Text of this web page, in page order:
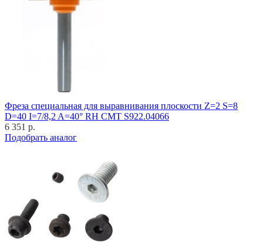
Фреза специальная для выравнивания плоскости Z=2 S=8
D=40 I=7/8,2 A=40° RH CMT S922.04066
6 351 р.
Подобрать аналог